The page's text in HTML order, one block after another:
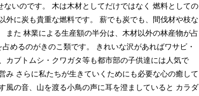
いのです。 木は木材としてだけではなく 燃料としての
外に炭も貴重な燃料です。 薪でも炭でも、間伐材や枝な
また 林業による生産額の半分は、木材以外の林産物が占
めるのがきのこ類です。 きれいな沢があればワサビ・
カブトムシ・クワガタ等も都市部の子供達には人気で
み さらに私たちが生きていくためにも必要な心の癒して
風の音、山を渡る小鳥の声に耳を澄ましていると カラダ